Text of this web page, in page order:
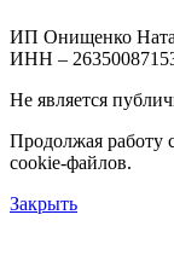
ИП Онищенко
ИНН –
Не является
Продолжая работу
cookie-файлов.
Закрыть